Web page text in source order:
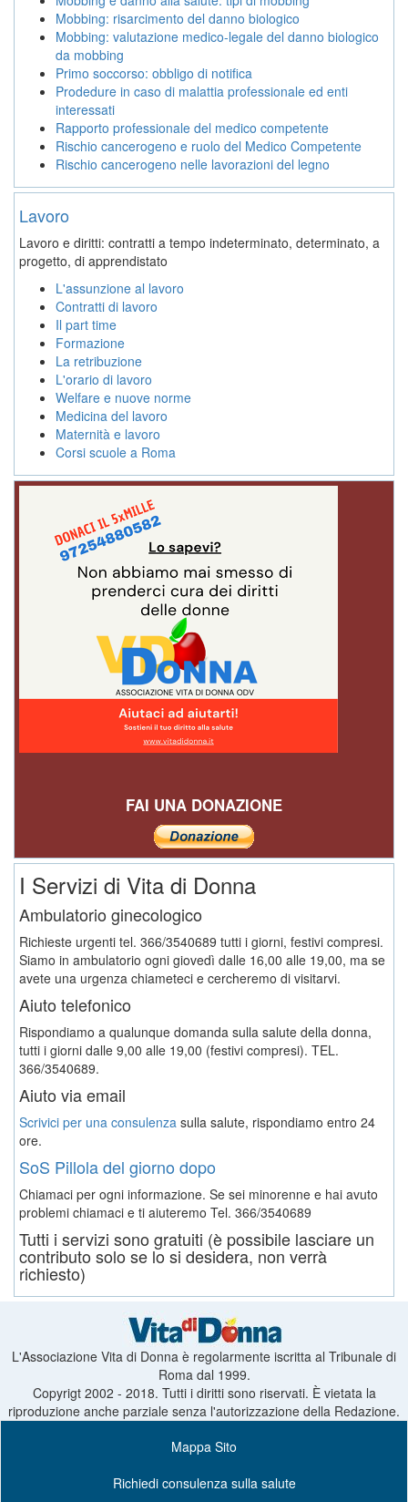
Mobbing: risarcimento del danno biologico
Mobbing: valutazione medico-legale del danno biologico
da mobbing
Primo soccorso: obbligo di notifica
Prodedure in caso di malattia professionale ed enti
interessati
Rapporto professionale del medico competente
Rischio cancerogeno e ruolo del Medico Competente
Rischio cancerogeno nelle lavorazioni del legno
Lavoro
Lavoro e diritti: contratti a tempo indeterminato, determinato, a
progetto, di apprendistato
L'assunzione al lavoro
Contratti di lavoro
Il part time
Formazione
La retribuzione
L'orario di lavoro
Welfare e nuove norme
Medicina del lavoro
Maternità e lavoro
Corsi scuole a Roma
FAI UNA DONAZIONE
I Servizi di Vita di Donna
Ambulatorio ginecologico
Richieste urgenti tel. 366/3540689 tutti i giorni, festivi compresi.
Siamo in ambulatorio ogni giovedì dalle 16,00 alle 19,00, ma se
avete una urgenza chiameteci e cercheremo di visitarvi.
Aiuto telefonico
Rispondiamo a qualunque domanda sulla salute della donna,
tutti i giorni dalle 9,00 alle 19,00 (festivi compresi). TEL.
366/3540689.
Aiuto via email
Scrivici per una consulenza sulla salute, rispondiamo entro 24
ore.
SoS Pillola del giorno dopo
Chiamaci per ogni informazione. Se sei minorenne e hai avuto
problemi chiamaci e ti aiuteremo Tel. 366/3540689
Tutti i servizi sono gratuiti (è possibile lasciare un
contributo solo se lo si desidera, non verrà
richiesto)
L'Associazione Vita di Donna è regolarmente iscritta al Tribunale di
Roma dal 1999.
Copyrigt 2002 - 2018. Tutti i diritti sono riservati. È vietata la
riproduzione anche parziale senza l'autorizzazione della Redazione.
Mappa Sito
Richiedi consulenza sulla salute